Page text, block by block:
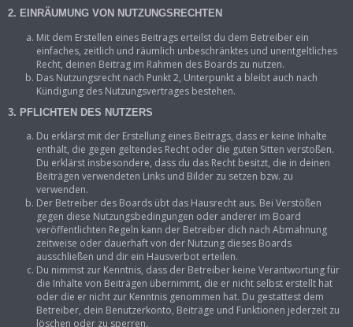
2. EINRÄUMUNG VON NUTZUNGSRECHTEN
Mit dem Erstellen eines Beitrags erteilst du dem Betreiber ein
einfaches, zeitlich und räumlich unbeschränktes und unentgeltliches
Recht, deinen Beitrag im Rahmen des Boards zu nutzen.
Das Nutzungsrecht nach Punkt 2, Unterpunkt a bleibt auch nach
Kündigung des Nutzungsvertrages bestehen.
3. PFLICHTEN DES NUTZERS
Du erklärst mit der Erstellung eines Beitrags, dass er keine Inhalte
enthält, die gegen geltendes Recht oder die guten Sitten verstoßen.
Du erklärst insbesondere, dass du das Recht besitzt, die in deinen
Beiträgen verwendeten Links und Bilder zu setzen bzw. zu
verwenden.
Der Betreiber des Boards übt das Hausrecht aus. Bei Verstößen
gegen diese Nutzungsbedingungen oder anderer im Board
veröffentlichten Regeln kann der Betreiber dich nach Abmahnung
zeitweise oder dauerhaft von der Nutzung dieses Boards
ausschließen und dir ein Hausverbot erteilen.
Du nimmst zur Kenntnis, dass der Betreiber keine Verantwortung für
die Inhalte von Beiträgen übernimmt, die er nicht selbst erstellt hat
oder die er nicht zur Kenntnis genommen hat. Du gestattest dem
Betreiber, dein Benutzerkonto, Beiträge und Funktionen jederzeit zu
löschen oder zu sperren.